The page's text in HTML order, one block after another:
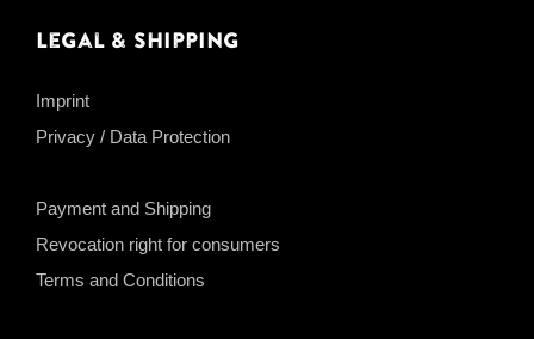
Legal & Shipping
Imprint
Privacy / Data Protection
Payment and Shipping
Revocation right for consumers
Terms and Conditions